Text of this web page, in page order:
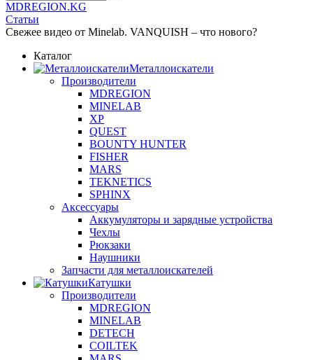
MDREGION.KG
Статьи
Свежее видео от Minelab. VANQUISH – что нового?
Каталог
Металлоискатели
Производители
MDREGION
MINELAB
XP
QUEST
BOUNTY HUNTER
FISHER
MARS
TEKNETICS
SPHINX
Аксессуары
Аккумуляторы и зарядные устройства
Чехлы
Рюкзаки
Наушники
Запчасти для металлоискателей
Катушки
Производители
MDREGION
MINELAB
DETECH
COILTEK